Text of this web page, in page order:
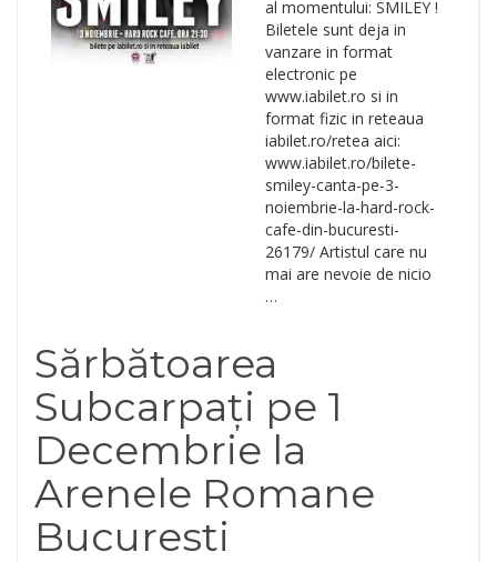
al momentului: SMILEY !
Biletele sunt deja in
vanzare in format
electronic pe
www.iabilet.ro si in
format fizic in reteaua
iabilet.ro/retea aici:
www.iabilet.ro/bilete-
smiley-canta-pe-3-
noiembrie-la-hard-rock-
cafe-din-bucuresti-
26179/ Artistul care nu
mai are nevoie de nicio
…
Sărbătoarea
Subcarpați pe 1
Decembrie la
Arenele Romane
Bucuresti